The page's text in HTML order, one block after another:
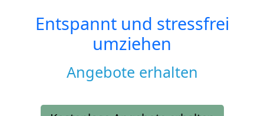
Entspannt und stressfrei
umziehen
Angebote erhalten